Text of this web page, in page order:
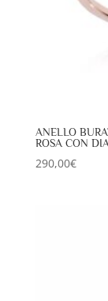
ANELLO
ROSA CON
290,00€